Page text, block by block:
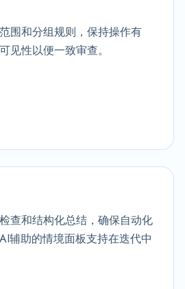
围和分组规则，保持操作有
见性以便一致审查。
查和结构化总结，确保自动化
辅助的情境面板支持在迭代中